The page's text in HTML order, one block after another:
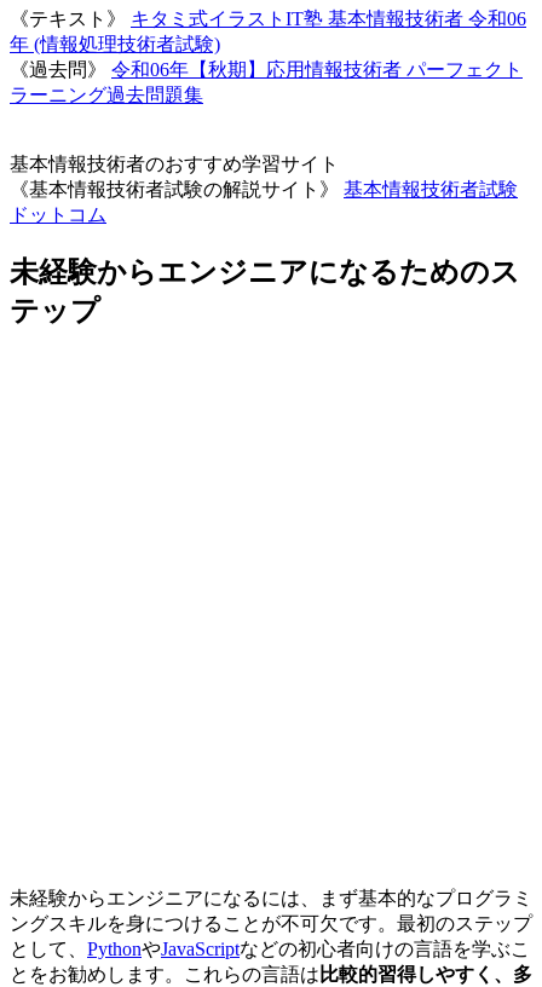
《テキスト》 キタミ式イラストIT塾 基本情報技術者 令和06
年 (情報処理技術者試験)
《過去問》 令和06年【秋期】応用情報技術者 パーフェクト
ラーニング過去問題集
基本情報技術者のおすすめ学習サイト
《基本情報技術者試験の解説サイト》 基本情報技術者試験
ドットコム
未経験からエンジニアになるためのス
テップ
未経験からエンジニアになるには、まず基本的なプログラミ
ングスキルを身につけることが不可欠です。最初のステップ
として、 PythonやJavaScriptなどの初心者向けの言語を学ぶこ
とをお勧めします。これらの言語は 比較的習得しやすく、多